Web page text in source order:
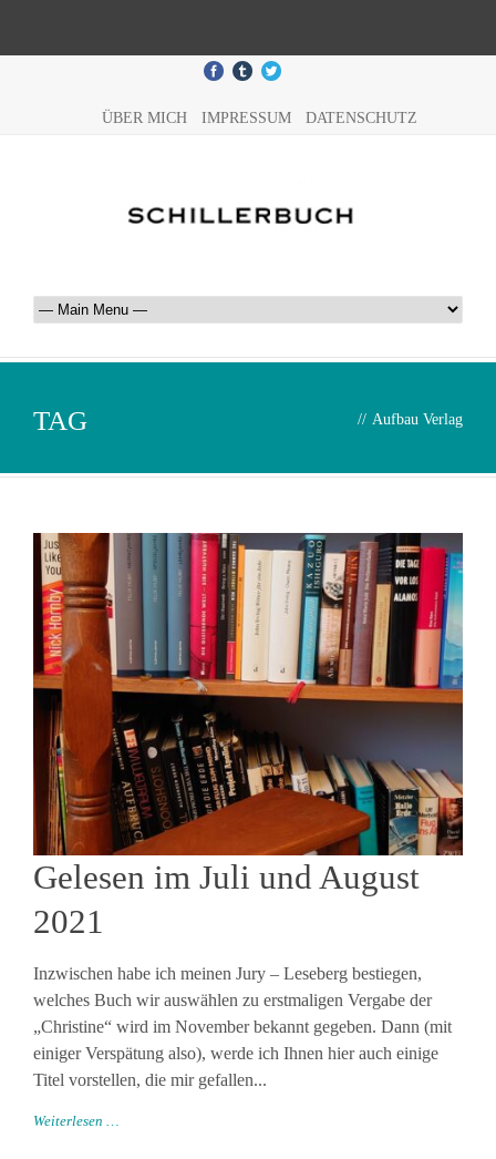
ÜBER MICH IMPRESSUM DATENSCHUTZ
TAG // Aufbau Verlag
Gelesen im Juli und August
2021
Inzwischen habe ich meinen Jury – Leseberg bestiegen,
welches Buch wir auswählen zu erstmaligen Vergabe der
„Christine“ wird im November bekannt gegeben. Dann (mit
einiger Verspätung also), werde ich Ihnen hier auch einige
Titel vorstellen, die mir gefallen...
Weiterlesen …